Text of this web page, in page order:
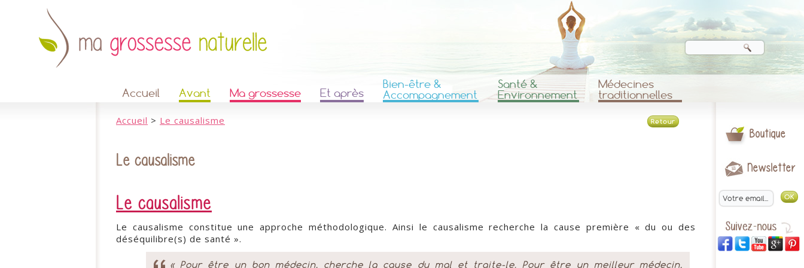
Accueil Avant Ma grossesse Et après
Bien-être &
Accompagnement
Santé &
Environnement
Médecines
traditionnelles
Accueil > Le causalisme Retour
Le causalisme
Le causalisme
Le causalisme constitue une approche méthodologique. Ainsi le causalisme recherche la cause première « du ou des
déséquilibre(s) de santé ».
« Pour être un bon médecin, cherche la cause du mal et traite-le. Pour être un meilleur médecin,
Boutique
Newsletter